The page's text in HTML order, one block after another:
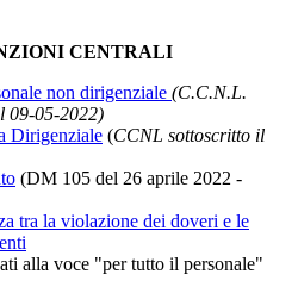
CENTRALI
non dirigenziale (C.C.N.L.
09-05-2022)
Dirigenziale (CCNL sottoscritto il
(DM 105 del 26 aprile 2022 -
tra la violazione dei doveri e le
alla voce "per tutto il personale"